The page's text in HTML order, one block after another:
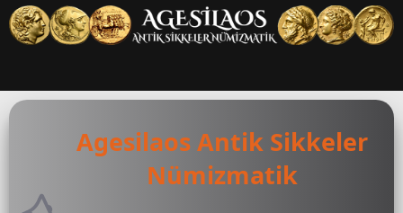
Agesilaos Antik Sikkeler
Nümizmatik